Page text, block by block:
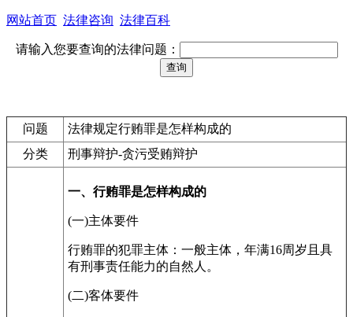
网站首页 法律咨询 法律百科
请输入您要查询的法律问题：
问题
法律规定行贿罪是怎样构成的
分类
刑事辩护-贪污受贿辩护
一、行贿罪是怎样构成的
(一)主体要件
行贿罪的犯罪主体：一般主体，年满16周岁且具
有刑事责任能力的自然人。
(二)客体要件